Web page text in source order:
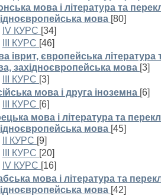
мова і література та
мова [80]
IV КУРС [34]
III КУРС [46]
іврит, європейська література
західноєвропейська мова [3]
III КУРС [3]
мова і друга іноземна [6]
III КУРС [6]
мова і література та
мова [45]
II КУРС [9]
III КУРС [20]
IV КУРС [16]
мова і література та
мова [42]